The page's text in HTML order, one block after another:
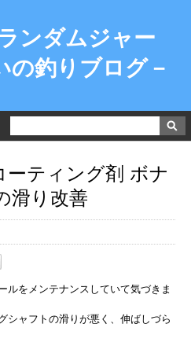
ンダムジャー
の釣りブログ－
ーティング剤 ボナ
滑り改善
ルをメンテナンスしていて気づきま
シャフトの滑りが悪く、伸ばしづら